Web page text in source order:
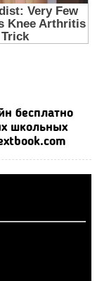
бесплатно
школьных